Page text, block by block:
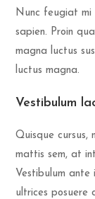
Nunc feugiat mi
sapien. Proin
magna luctus
luctus magna.
Vestibulum
Quisque cursus,
mattis sem, at
Vestibulum ante
ultrices posuere